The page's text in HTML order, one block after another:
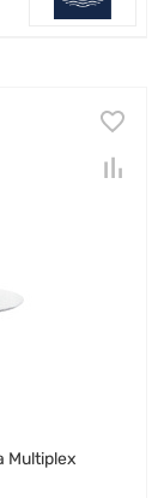
Multiplex